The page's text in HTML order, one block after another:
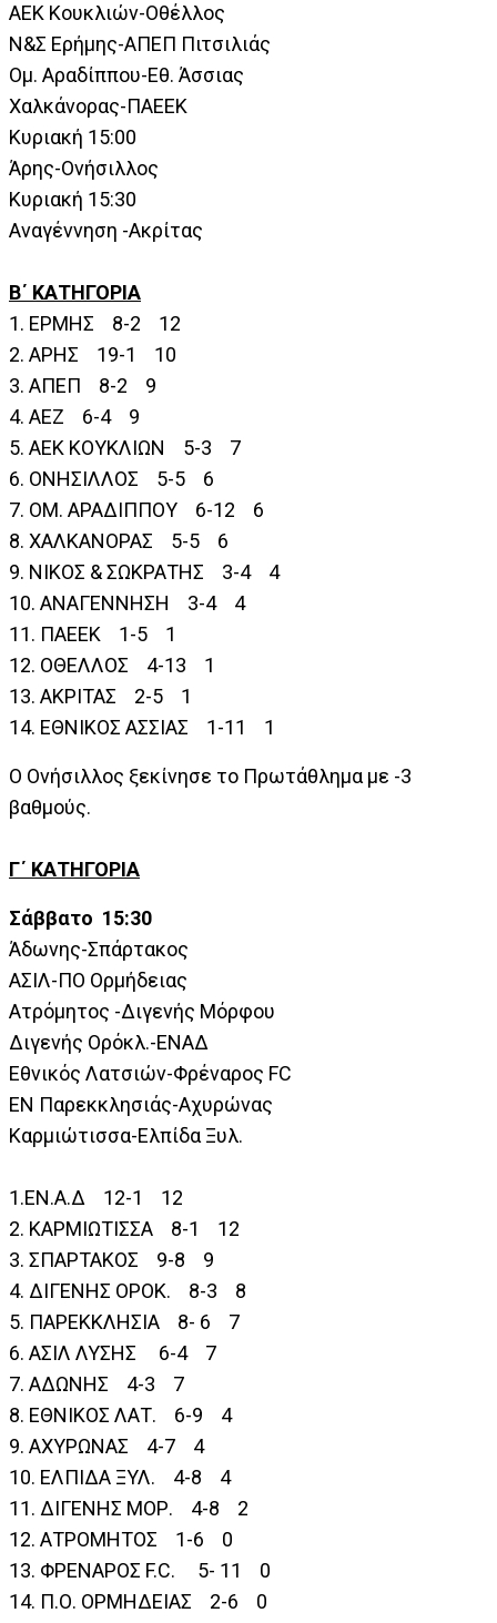
ΑΕΚ Κουκλιών-Οθέλλος
Ν&Σ Ερήμης-ΑΠΕΠ Πιτσιλιάς
Ομ. Αραδίππου-Εθ. Άσσιας
Χαλκάνορας-ΠΑΕΕΚ
Κυριακή 15:00
Άρης-Ονήσιλλος
Κυριακή 15:30
Αναγέννηση -Ακρίτας
Β΄ ΚΑΤΗΓΟΡΙΑ
1. ΕΡΜΗΣ 8-2 12
2. ΑΡΗΣ 19-1 10
3. ΑΠΕΠ 8-2 9
4. ΑΕΖ 6-4 9
5. ΑΕΚ ΚΟΥΚΛΙΩΝ 5-3 7
6. ΟΝΗΣΙΛΛΟΣ 5-5 6
7. ΟΜ. ΑΡΑΔΙΠΠΟΥ 6-12 6
8. ΧΑΛΚΑΝΟΡΑΣ 5-5 6
9. ΝΙΚΟΣ & ΣΩΚΡΑΤΗΣ 3-4 4
10. ΑΝΑΓΕΝΝΗΣΗ 3-4 4
11. ΠΑΕΕΚ 1-5 1
12. ΟΘΕΛΛΟΣ 4-13 1
13. ΑΚΡΙΤΑΣ 2-5 1
14. ΕΘΝΙΚΟΣ ΑΣΣΙΑΣ 1-11 1
Ο Ονήσιλλος ξεκίνησε το Πρωτάθλημα με -3
βαθμούς.
Γ΄ ΚΑΤΗΓΟΡΙΑ
Σάββατο 15:30
Άδωνης-Σπάρτακος
ΑΣΙΛ-ΠΟ Ορμήδειας
Ατρόμητος -Διγενής Μόρφου
Διγενής Ορόκλ.-ΕΝΑΔ
Εθνικός Λατσιών-Φρέναρος FC
ΕΝ Παρεκκλησιάς-Αχυρώνας
Καρμιώτισσα-Ελπίδα Ξυλ.
1.ΕΝ.Α.Δ 12-1 12
2. ΚΑΡΜΙΩΤΙΣΣΑ 8-1 12
3. ΣΠΑΡΤΑΚΟΣ 9-8 9
4. ΔΙΓΕΝΗΣ ΟΡΟΚ. 8-3 8
5. ΠΑΡΕΚΚΛΗΣΙΑ 8- 6 7
6. ΑΣΙΛ ΛΥΣΗΣ 6-4 7
7. ΑΔΩΝΗΣ 4-3 7
8. ΕΘΝΙΚΟΣ ΛΑΤ. 6-9 4
9. ΑΧΥΡΩΝΑΣ 4-7 4
10. ΕΛΠΙΔΑ ΞΥΛ. 4-8 4
11. ΔΙΓΕΝΗΣ ΜΟΡ. 4-8 2
12. ΑΤΡΟΜΗΤΟΣ 1-6 0
13. ΦΡΕΝΑΡΟΣ F.C. 5- 11 0
14. Π.Ο. ΟΡΜΗΔΕΙΑΣ 2-6 0